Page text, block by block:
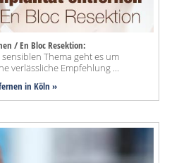
/ En Bloc Resektion:
Thema geht es um
verlässliche Empfehlung ...
in Köln »